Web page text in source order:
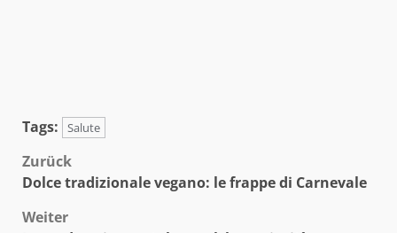
Tags: Salute
Beitragsnavigation
Zurück
Dolce tradizionale vegano: le frappe di Carnevale
Weiter